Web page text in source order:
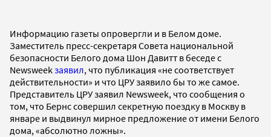
Информацию газеты опровергли и в Белом доме.
Заместитель пресс-секретаря Совета национальной
безопасности Белого дома Шон Давитт в беседе с
Newsweekзаявил, что публикация «не соответствует
действительности» и что ЦРУ заявило бы то же самое.
Представитель ЦРУ заявил Newsweek, что сообщения о
том, что Бернс совершил секретную поездку в Москву в
январе и выдвинул мирное предложение от имени Белого
дома, «абсолютно ложны».